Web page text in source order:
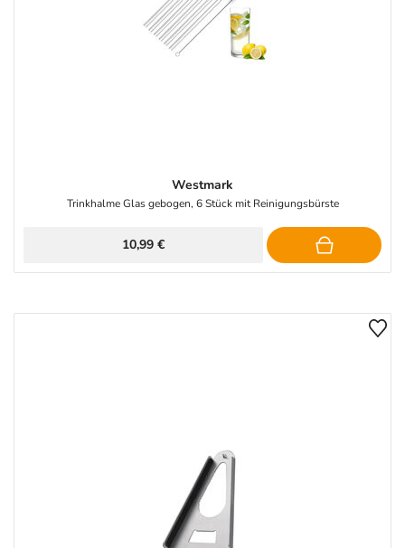
Westmark
Trinkhalme Glas gebogen, 6 Stück mit Reinigungsbürste
10,99 €